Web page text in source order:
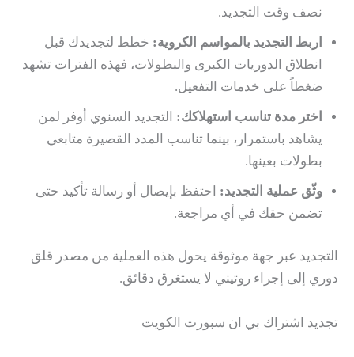
نصف وقت التجديد.
اربط التجديد بالمواسم الكروية: خطط لتجديدك قبل
انطلاق الدوريات الكبرى والبطولات، فهذه الفترات تشهد
ضغطاً على خدمات التفعيل.
اختر مدة تناسب استهلاكك: التجديد السنوي أوفر لمن
يشاهد باستمرار، بينما تناسب المدد القصيرة متابعي
بطولات بعينها.
وثّق عملية التجديد: احتفظ بإيصال أو رسالة تأكيد حتى
تضمن حقك في أي مراجعة.
التجديد عبر جهة موثوقة يحول هذه العملية من مصدر قلق
دوري إلى إجراء روتيني لا يستغرق دقائق.
تجديد اشتراك بي ان سبورت الكويت